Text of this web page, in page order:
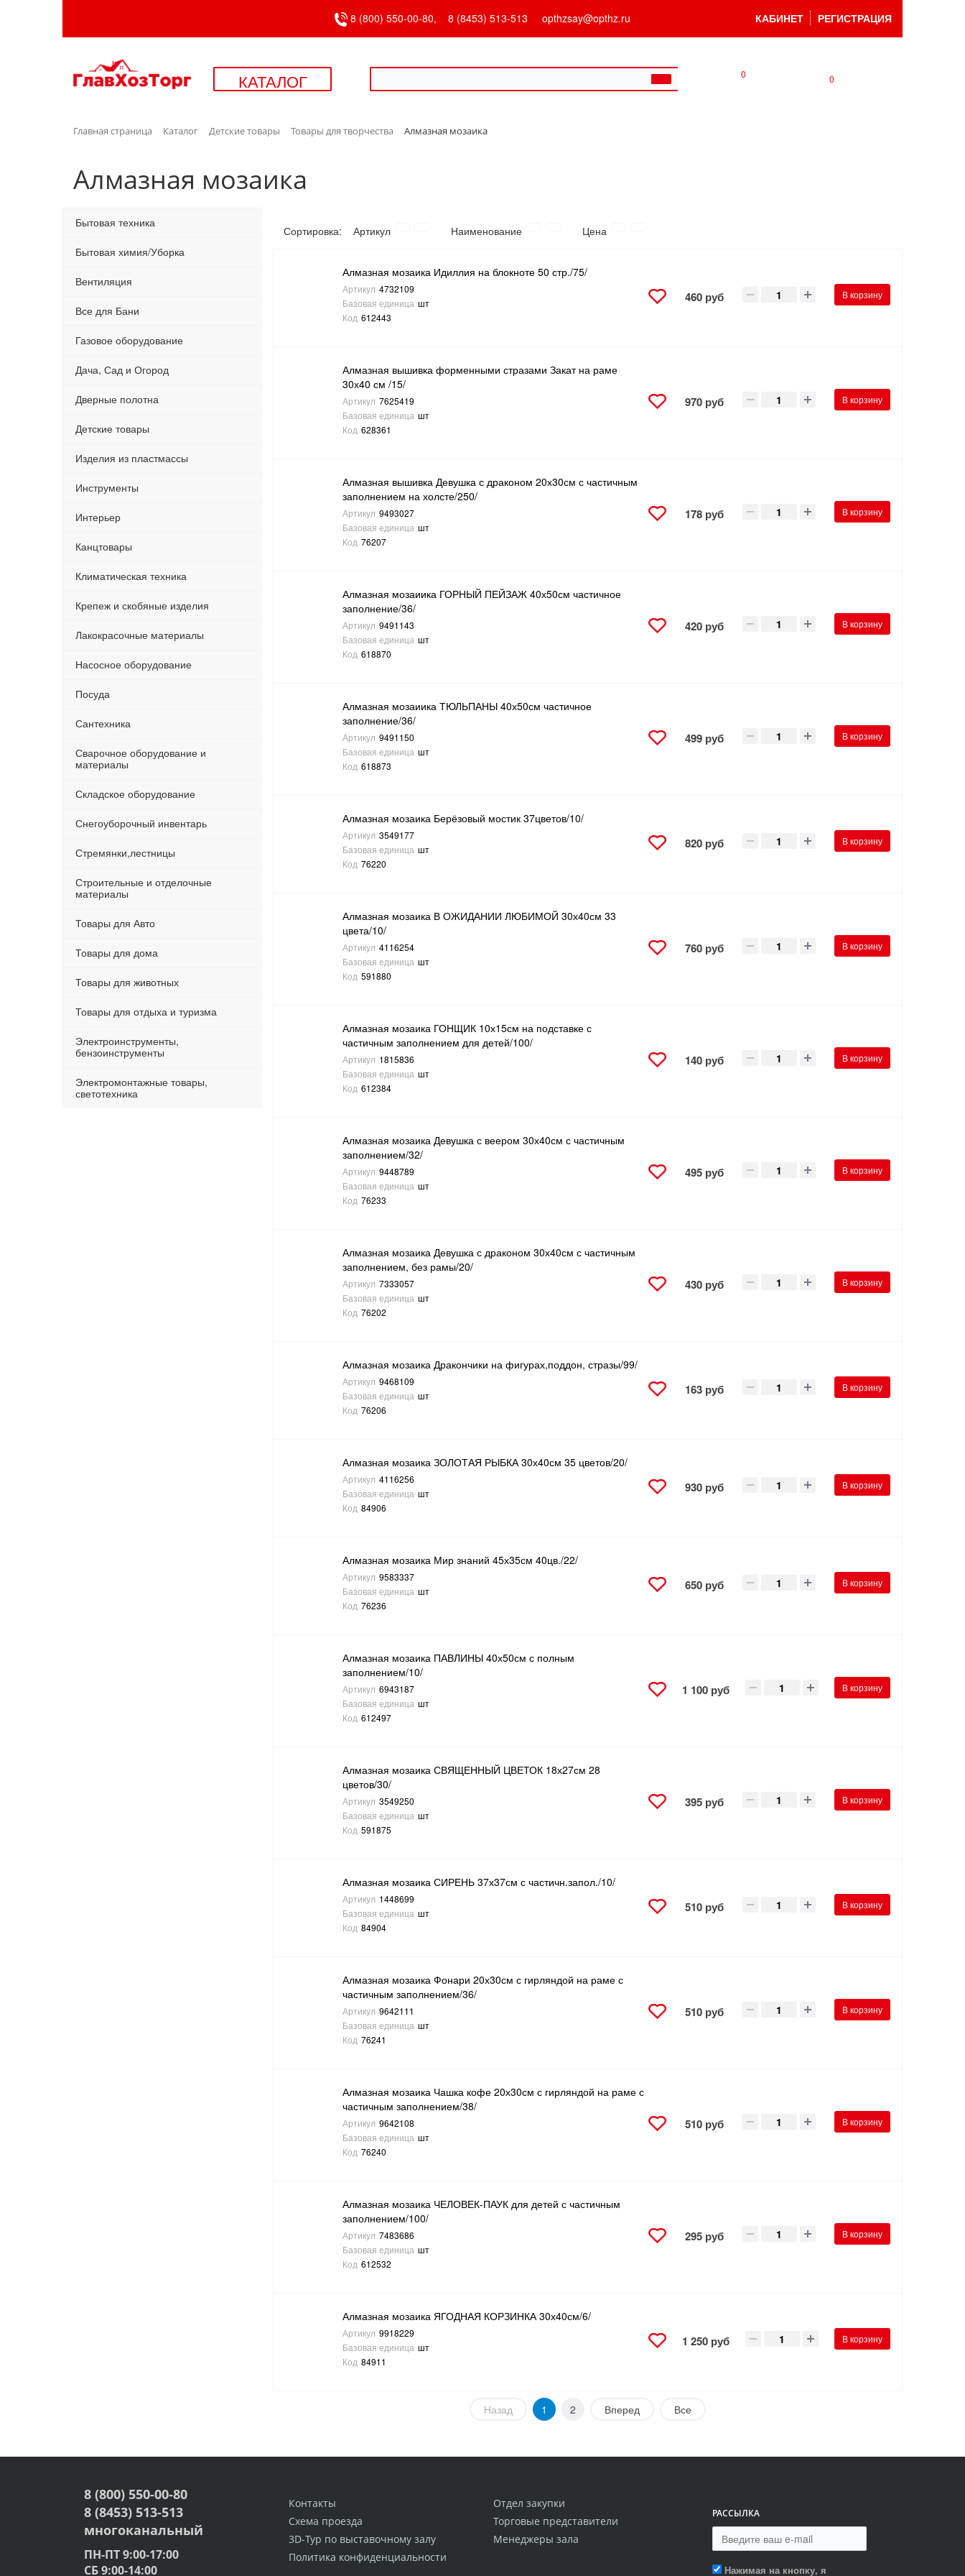
8 (800) 550-00-80, 8 (8453) 513-513 opthzsay@opthz.ru КАБИНЕТ РЕГИСТРАЦИЯ
КАТАЛОГ 0 0
Главная страница Каталог Детские товары Товары для творчества Алмазная мозаика
Алмазная мозаика
Бытовая техника
Бытовая химия/Уборка
Вентиляция
Все для Бани
Газовое оборудование
Дача, Сад и Огород
Дверные полотна
Детские товары
Изделия из пластмассы
Инструменты
Интерьер
Канцтовары
Климатическая техника
Крепеж и скобяные изделия
Лакокрасочные материалы
Насосное оборудование
Посуда
Сантехника
Сварочное оборудование и
материалы
Складское оборудование
Снегоуборочный инвентарь
Стремянки,лестницы
Строительные и отделочные
материалы
Товары для Авто
Товары для дома
Товары для животных
Товары для отдыха и туризма
Электроинструменты,
бензоинструменты
Электромонтажные товары,
светотехника
Сортировка: Артикул Наименование Цена
Алмазная мозаика Идиллия на блокноте 50 стр./75/
Артикул 4732109
Базовая единица шт
Код 612443
460 руб В корзину
Алмазная вышивка форменными стразами Закат на раме
30х40 см /15/
Артикул 7625419
Базовая единица шт
Код 628361
970 руб В корзину
Алмазная вышивка Девушка с драконом 20х30см с частичным
заполнением на холсте/250/
Артикул 9493027
Базовая единица шт
Код 76207
178 руб В корзину
Алмазная мозаиика ГОРНЫЙ ПЕЙЗАЖ 40х50см частичное
заполнение/36/
Артикул 9491143
Базовая единица шт
Код 618870
420 руб В корзину
Алмазная мозаиика ТЮЛЬПАНЫ 40х50см частичное
заполнение/36/
Артикул 9491150
Базовая единица шт
Код 618873
499 руб В корзину
Алмазная мозаика Берёзовый мостик 37цветов/10/
Артикул 3549177
Базовая единица шт
Код 76220
820 руб В корзину
Алмазная мозаика В ОЖИДАНИИ ЛЮБИМОЙ 30х40см 33
цвета/10/
Артикул 4116254
Базовая единица шт
Код 591880
760 руб В корзину
Алмазная мозаика ГОНЩИК 10х15см на подставке с
частичным заполнением для детей/100/
Артикул 1815836
Базовая единица шт
Код 612384
140 руб В корзину
Алмазная мозаика Девушка с веером 30х40см с частичным
заполнением/32/
Артикул 9448789
Базовая единица шт
Код 76233
495 руб В корзину
Алмазная мозаика Девушка с драконом 30х40см с частичным
заполнением, без рамы/20/
Артикул 7333057
Базовая единица шт
Код 76202
430 руб В корзину
Алмазная мозаика Дракончики на фигурах,поддон, стразы/99/
Артикул 9468109
Базовая единица шт
Код 76206
163 руб В корзину
Алмазная мозаика ЗОЛОТАЯ РЫБКА 30х40см 35 цветов/20/
Артикул 4116256
Базовая единица шт
Код 84906
930 руб В корзину
Алмазная мозаика Мир знаний 45х35см 40цв./22/
Артикул 9583337
Базовая единица шт
Код 76236
650 руб В корзину
Алмазная мозаика ПАВЛИНЫ 40х50см с полным
заполнением/10/
Артикул 6943187
Базовая единица шт
Код 612497
1 100 руб В корзину
Алмазная мозаика СВЯЩЕННЫЙ ЦВЕТОК 18х27см 28
цветов/30/
Артикул 3549250
Базовая единица шт
Код 591875
395 руб В корзину
Алмазная мозаика СИРЕНЬ 37х37см с частичн.запол./10/
Артикул 1448699
Базовая единица шт
Код 84904
510 руб В корзину
Алмазная мозаика Фонари 20х30см с гирляндой на раме с
частичным заполнением/36/
Артикул 9642111
Базовая единица шт
Код 76241
510 руб В корзину
Алмазная мозаика Чашка кофе 20х30см с гирляндой на раме с
частичным заполнением/38/
Артикул 9642108
Базовая единица шт
Код 76240
510 руб В корзину
Алмазная мозаика ЧЕЛОВЕК-ПАУК для детей с частичным
заполнением/100/
Артикул 7483686
Базовая единица шт
Код 612532
295 руб В корзину
Алмазная мозаика ЯГОДНАЯ КОРЗИНКА 30х40см/6/
Артикул 9918229
Базовая единица шт
Код 84911
1 250 руб В корзину
Назад 1 2 Вперед Все
Отдел закупки
Торговые представители
Менеджеры зала
Контакты
Схема проезда
3D-Тур по выставочному залу
Политика конфиденциальности
РАССЫЛКА
Нажимая на кнопку, я
8 (800) 550-00-80
8 (8453) 513-513
многоканальный
ПН-ПТ 9:00-17:00
СБ 9:00-14:00